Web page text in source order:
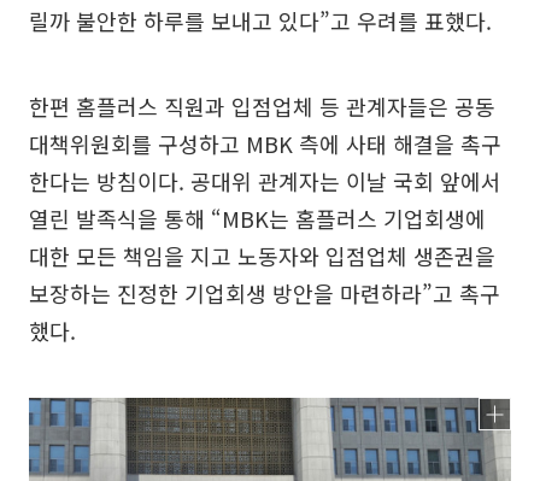
릴까 불안한 하루를 보내고 있다”고 우려를 표했다.
한편 홈플러스 직원과 입점업체 등 관계자들은 공동
대책위원회를 구성하고 MBK 측에 사태 해결을 촉구
한다는 방침이다. 공대위 관계자는 이날 국회 앞에서
열린 발족식을 통해 “MBK는 홈플러스 기업회생에
대한 모든 책임을 지고 노동자와 입점업체 생존권을
보장하는 진정한 기업회생 방안을 마련하라”고 촉구
했다.